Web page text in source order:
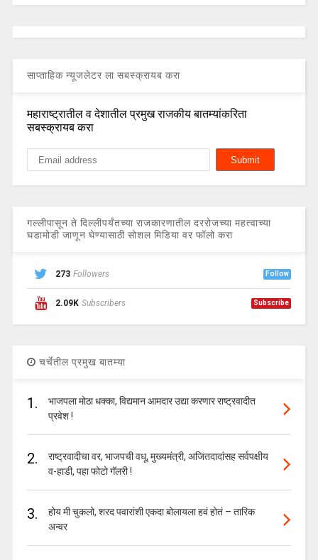
साप्ताहिक न्यूजलेटर ला सबस्क्रायब करा
महाराष्ट्रातील व देशातील प्रमुख राजकीय बातम्यांकरिता
सबस्क्रायब करा
गल्लीपासून ते दिल्लीपर्यंतच्या राजकारणातील दररोजच्या महत्वाच्या
घडामोडी जाणून घेण्यासाठी सोशल मिडिया वर फॉलो करा
273 Followers Follow
2.09K Subscribers Subscribe
चर्चेतील प्रमुख बातम्या
1.
भाजपला मोठा धक्का, विद्यमान आमदार उद्या करणार राष्ट्रवादीत
प्रवेश !
2.
राष्ट्रवादीचा वर, भाजपची वधू, मुख्यमंत्री, अजितदादांसह सर्वपक्षीय
व-हाडी, पहा फोटो गॅलरी !
3.
होय मी चुकलो, शरद पवारांशी एकदा बोलायला हवं होतं – तारिक
अन्वर